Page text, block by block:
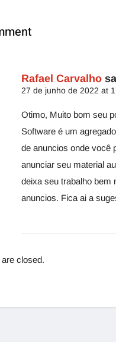
Rafael Carvalho
27 de junho de 2022 at
Otimo, Muito bom seu
Software é um
de anuncios onde você
anunciar seu material
deixa seu trabalho bem
anuncios. Fica ai a
closed.